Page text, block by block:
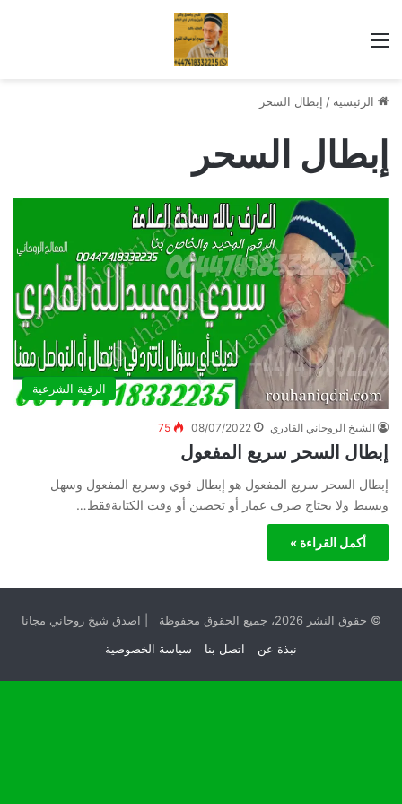
القائمة
الرئيسية / إبطال السحر
إبطال السحر
الرقية الشرعية
الشيخ الروحاني القادري 08/07/2022
75
إبطال السحر سريع المفعول
إبطال السحر سريع المفعول هو إبطال قوي وسريع المفعول وسهل
وبسيط ولا يحتاج صرف عمار أو تحصين أو وقت الكتابةفقط…
أكمل القراءة »
© حقوق النشر 2026، جميع الحقوق محفوظة | اصدق شيخ روحاني مجانا
نبذة عن
اتصل بنا سياسة الخصوصية